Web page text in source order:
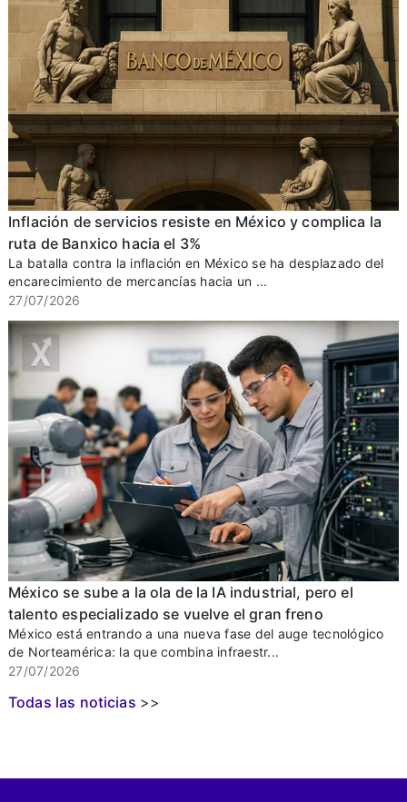
Inflación de servicios resiste en México y complica la
ruta de Banxico hacia el 3%
La batalla contra la inflación en México se ha desplazado del
encarecimiento de mercancías hacia un ...
27/07/2026
México se sube a la ola de la IA industrial, pero el
talento especializado se vuelve el gran freno
México está entrando a una nueva fase del auge tecnológico
de Norteamérica: la que combina infraestr...
27/07/2026
Todas las noticias >>